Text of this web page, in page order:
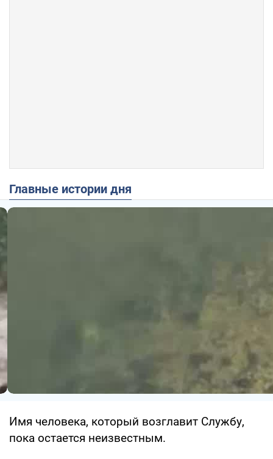
Главные истории дня
Имя человека, который возглавит Службу,
пока остается неизвестным.